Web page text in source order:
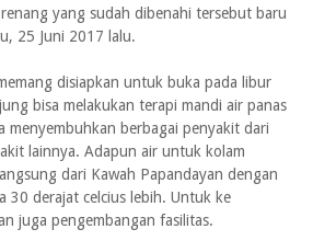
yang sudah dibenahi tersebut baru
25 Juni 2017 lalu.
disiapkan untuk buka pada libur
bisa melakukan terapi mandi air panas
menyembuhkan berbagai penyakit dari
lainnya. Adapun air untuk kolam
dari Kawah Papandayan dengan
30 derajat celcius lebih. Untuk ke
juga pengembangan fasilitas.